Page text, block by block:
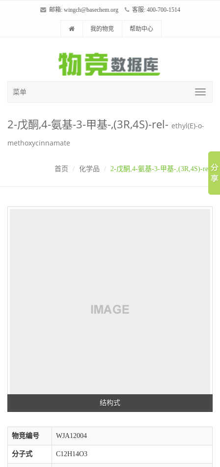
邮箱: wingch@basechem.org 客服: 400-700-1514
我的物竞 帮助中心
菜单
2-戊酮,4-氨基-3-甲基-,(3R,4S)-rel- ethyl(E)-o-
methoxycinnamate
首页 化学品 2-戊酮,4-氨基-3-甲基-,(3R,4S)-rel-
结构式
物竞编号 WJA12004
分子式 C12H14O3